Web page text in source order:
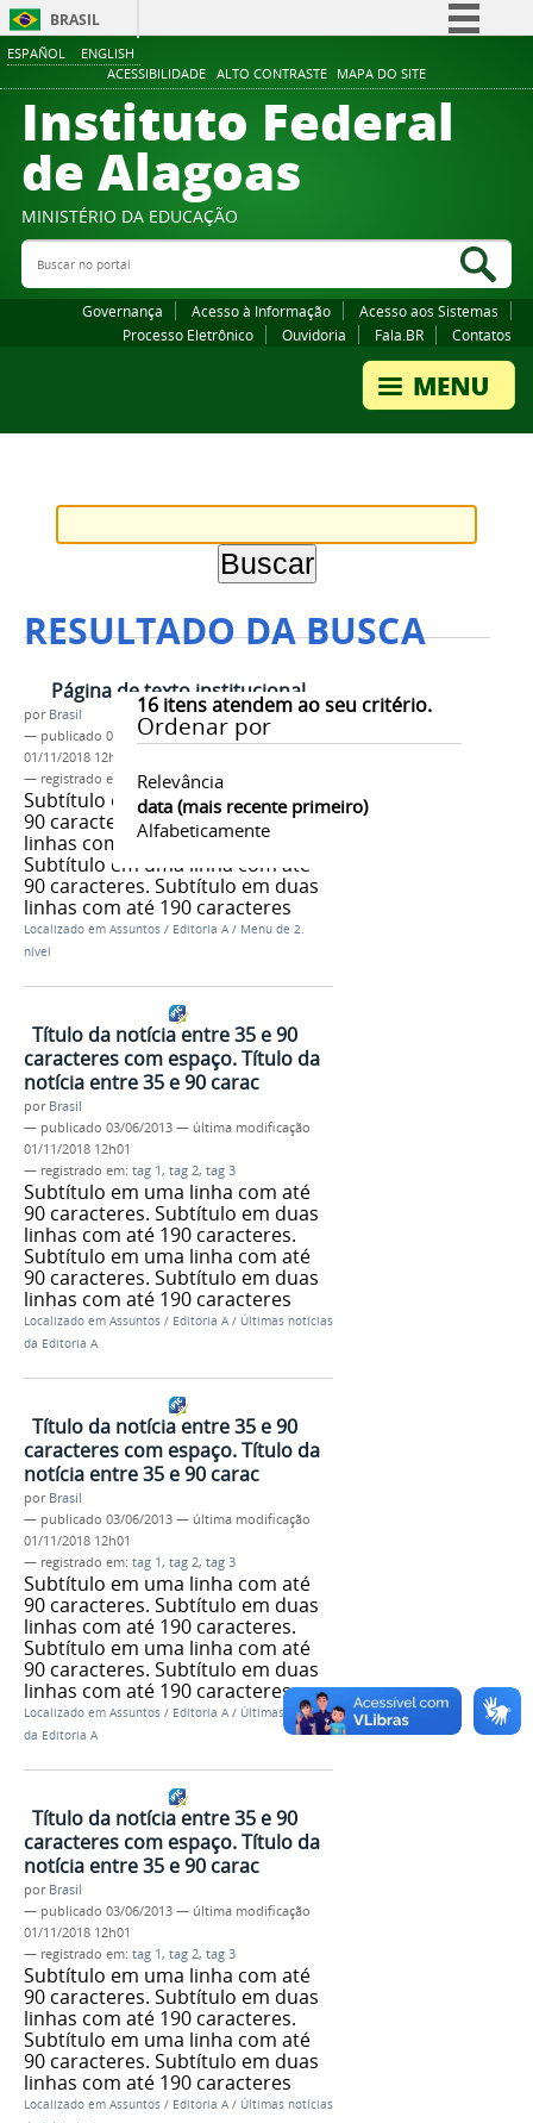
ESPAÑOL ENGLISH
ACESSIBILIDADE ALTO CONTRASTE MAPA DO SITE
BRASIL
Comunica BR
Participe
Canais
Instituto Federal
de Alagoas
MINISTÉRIO DA EDUCAÇÃO
Buscar no portal
Governança Acesso à Informação
Acesso aos Sistemas
Processo Eletrônico
Ouvidoria Fala.BR Contatos
RESULTADO DA BUSCA
16itens atendem ao seu critério.
Ordenar por
Relevância
data (mais recente primeiro)
Alfabeticamente
Página de texto institucional
por Brasil
— publicado 04/06/2013 —última modificação
01/11/2018 12h01
— registrado em:
tag 1,tag 2,tag 3
Subtítulo em uma linha com até
90 caracteres. Subtítulo em duas
linhas com até 190 caracteres.
Subtítulo em uma linha com até
90 caracteres. Subtítulo em duas
linhas com até 190 caracteres
Localizado em Assuntos / Editoria A / Menu de 2.
nível
Título da notícia entre 35 e 90
caracteres com espaço. Título da
notícia entre 35 e 90 carac
por Brasil
— publicado 03/06/2013 — última modificação
01/11/2018 12h01
— registrado em: tag 1, tag 2, tag 3
Subtítulo em uma linha com até
90 caracteres. Subtítulo em duas
linhas com até 190 caracteres.
Subtítulo em uma linha com até
90 caracteres. Subtítulo em duas
linhas com até 190 caracteres
Localizado em Assuntos / Editoria A / Últimas notícias
da Editoria A
Título da notícia entre 35 e 90
caracteres com espaço. Título da
notícia entre 35 e 90 carac
por Brasil
— publicado 03/06/2013 — última modificação
01/11/2018 12h01
— registrado em: tag 1, tag 2, tag 3
Subtítulo em uma linha com até
90 caracteres. Subtítulo em duas
linhas com até 190 caracteres.
Subtítulo em uma linha com até
90 caracteres. Subtítulo em duas
linhas com até 190 caracteres
Localizado em Assuntos / Editoria A / Últimas notícias
da Editoria A
Título da notícia entre 35 e 90
caracteres com espaço. Título da
notícia entre 35 e 90 carac
por Brasil
— publicado 03/06/2013 — última modificação
01/11/2018 12h01
— registrado em: tag 1, tag 2, tag 3
Subtítulo em uma linha com até
90 caracteres. Subtítulo em duas
linhas com até 190 caracteres.
Subtítulo em uma linha com até
90 caracteres. Subtítulo em duas
linhas com até 190 caracteres
Localizado em Assuntos / Editoria A / Últimas notícias